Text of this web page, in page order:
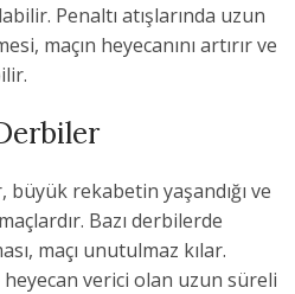
Penaltı atışlarında uzun
maçın heyecanını artırır ve
rekabetin yaşandığı ve
Bazı derbilerde
maçı unutulmaz kılar.
verici olan uzun süreli